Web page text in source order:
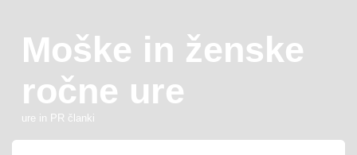
Moške in ženske
ročne ure
ure in PR članki